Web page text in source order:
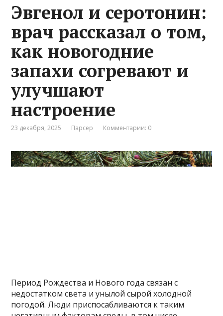
Эвгенол и серотонин:
врач рассказал о том,
как новогодние
запахи согревают и
улучшают
настроение
23 декабря, 2025 Парсер Комментарии: 0
Период Рождества и Нового года связан с
недостатком света и унылой сырой холодной
погодой. Люди приспосабливаются к таким